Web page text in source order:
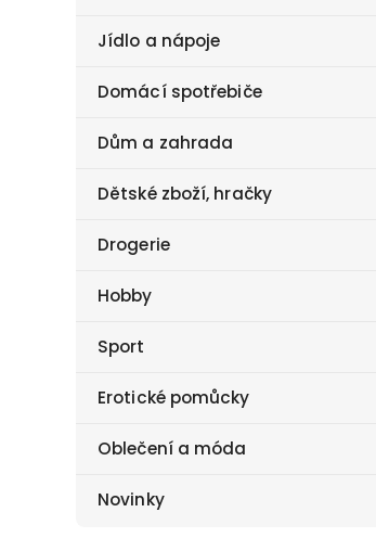
Jídlo a nápoje
Domácí spotřebiče
Dům a zahrada
Dětské zboží, hračky
Drogerie
Hobby
Sport
Erotické pomůcky
Oblečení a móda
Novinky